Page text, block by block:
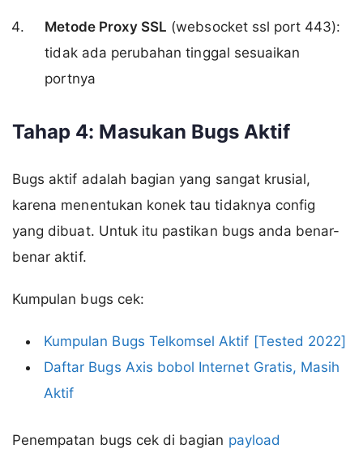
Metode Proxy SSL (websocket ssl port 443):
tidak ada perubahan tinggal sesuaikan
portnya
Tahap 4: Masukan Bugs Aktif
Bugs aktif adalah bagian yang sangat krusial,
karena menentukan konek tau tidaknya config
yang dibuat. Untuk itu pastikan bugs anda benar-
benar aktif.
Kumpulan bugs cek:
Kumpulan Bugs Telkomsel Aktif [Tested 2022]
Daftar Bugs Axis bobol Internet Gratis, Masih
Aktif
Penempatan bugs cek di bagian payload